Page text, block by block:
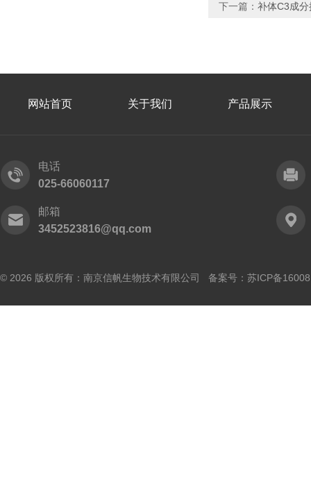
下一篇： 补体C3成分
网站首页 关于我们 产品展示
电话
025-66060117
邮箱
3452523816@qq.com
© 2026 版权所有：南京信帆生物技术有限公司 备案号： 苏ICP备